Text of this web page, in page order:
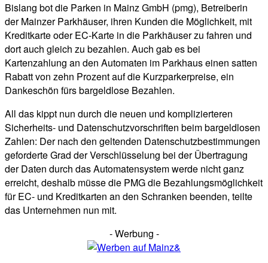
Bislang bot die Parken in Mainz GmbH (pmg), Betreiberin
der Mainzer Parkhäuser, ihren Kunden die Möglichkeit, mit
Kreditkarte oder EC-Karte in die Parkhäuser zu fahren und
dort auch gleich zu bezahlen. Auch gab es bei
Kartenzahlung an den Automaten im Parkhaus einen satten
Rabatt von zehn Prozent auf die Kurzparkerpreise, ein
Dankeschön fürs bargeldlose Bezahlen.
All das kippt nun durch die neuen und komplizierteren
Sicherheits- und Datenschutzvorschriften beim bargeldlosen
Zahlen: Der nach den geltenden Datenschutzbestimmungen
geforderte Grad der Verschlüsselung bei der Übertragung
der Daten durch das Automatensystem werde nicht ganz
erreicht, deshalb müsse die PMG die Bezahlungsmöglichkeit
für EC- und Kreditkarten an den Schranken beenden, teilte
das Unternehmen nun mit.
- Werbung -